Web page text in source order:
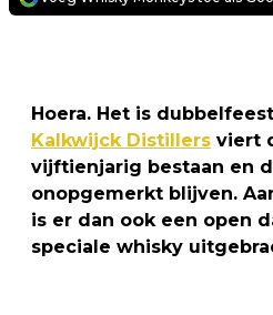
Hoera. Het is
Kalkwijck Distillers viert
vijftienjarig bestaan en
onopgemerkt blijven.
is er dan ook een open
speciale whisky